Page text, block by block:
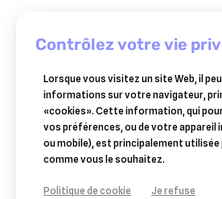
-5%
BEAPHAR
alimentation
hamster
nain
gr
8,89 €
Ajouter au panier
ADVANCE-
AFFINITY
advance
veterinary
diets
weight
balance
medium/maxi
61,24 €
Ajouter au panier
ADVANCE-
AFFINITY
advance
dental
care
stick
chien
180gr
2,89 €
Ajouter au
contrôlez votre vie
Lorsque vous visitez un site Web, il
informations sur votre navigateur,
«cookies». Cette information, qui
vos préférences, ou de votre
ou mobile), est principalement
comme vous le souhaitez.
Politique de cookie Je refuse